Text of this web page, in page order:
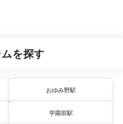
を探す
おゆみ野駅
学園前駅